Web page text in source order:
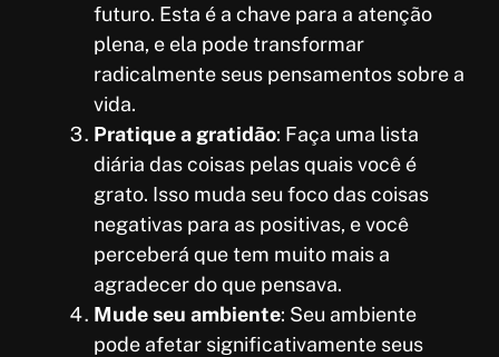
futuro. Esta é a chave para a atenção
plena, e ela pode transformar
radicalmente seus pensamentos sobre a
vida.
Pratique a gratidão: Faça uma lista
diária das coisas pelas quais você é
grato. Isso muda seu foco das coisas
negativas para as positivas, e você
perceberá que tem muito mais a
agradecer do que pensava.
Mude seu ambiente: Seu ambiente
pode afetar significativamente seus